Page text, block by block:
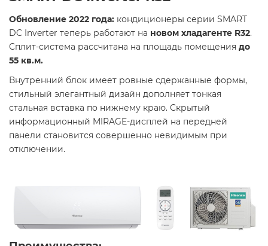
Обновление 2022 года: кондиционеры серии SMART
DC Inverter теперь работают на новом хладагенте R32.
Сплит-система рассчитана на площадь помещения до
55 кв.м.
Внутренний блок имеет ровные сдержанные формы,
стильный элегантный дизайн дополняет тонкая
стальная вставка по нижнему краю. Скрытый
информационный MIRAGE-дисплей на передней
панели становится совершенно невидимым при
отключении.